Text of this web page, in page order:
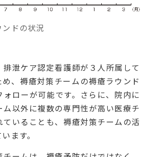
ドの状況
泄ケア認定看護師が３人所属して
め、褥瘡対策チームの褥瘡ラウンド
ローが可能です。さらに、院内に
以外に複数の専門性が高い医療チ
ていることも、褥瘡対策チームの活
ます。